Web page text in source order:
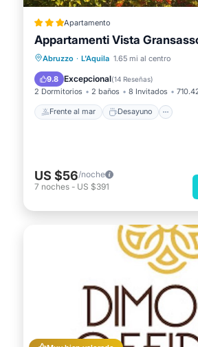
Apartamento
Appartamenti Vista
Abruzzo · L'Aquila 1.65 mi al centro
9.8 Excepcional(14 Reseñas)
2 Dormitorios 2 baños 8 Invitados
Frente al mar Desayuno
Frente al mar
Desayuno
Aparcamiento
US $56/noche
7 noches - US $391